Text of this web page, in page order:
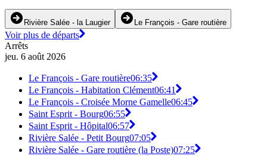
Rivière Salée - la Laugier Le François - Gare routière
Voir plus de départs
Arrêts
jeu. 6 août 2026
Le François - Gare routière06:35
Le François - Habitation Clément06:41
Le François - Croisée Morne Gamelle06:45
Saint Esprit - Bourg06:55
Saint Esprit - Hôpital06:57
Rivière Salée - Petit Bourg07:05
Rivière Salée - Gare routière (la Poste)07:25